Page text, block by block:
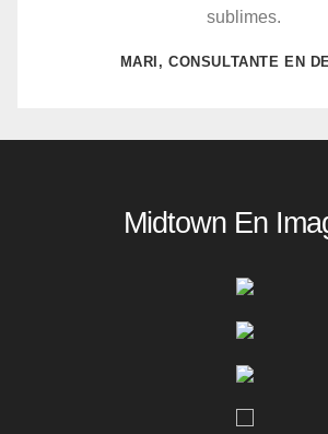
sublimes.
MARI, CONSULTANTE EN
Midtown En